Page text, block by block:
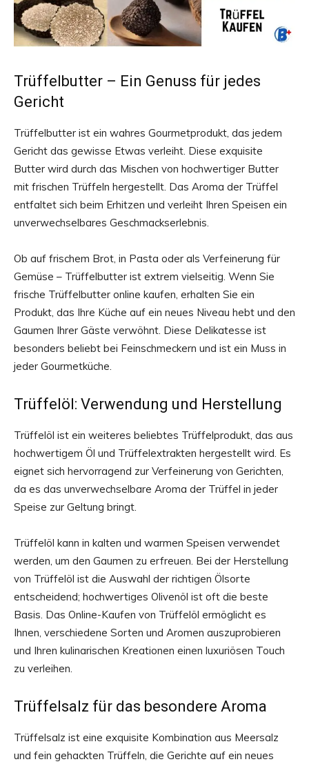
Trüffelbutter – Ein Genuss für jedes
Gericht
Trüffelbutter ist ein wahres Gourmetprodukt, das jedem
Gericht das gewisse Etwas verleiht. Diese exquisite
Butter wird durch das Mischen von hochwertiger Butter
mit frischen Trüffeln hergestellt. Das Aroma der Trüffel
entfaltet sich beim Erhitzen und verleiht Ihren Speisen ein
unverwechselbares Geschmackserlebnis.
Ob auf frischem Brot, in Pasta oder als Verfeinerung für
Gemüse – Trüffelbutter ist extrem vielseitig. Wenn Sie
frische Trüffelbutter online kaufen, erhalten Sie ein
Produkt, das Ihre Küche auf ein neues Niveau hebt und den
Gaumen Ihrer Gäste verwöhnt. Diese Delikatesse ist
besonders beliebt bei Feinschmeckern und ist ein Muss in
jeder Gourmetküche.
Trüffelöl: Verwendung und Herstellung
Trüffelöl ist ein weiteres beliebtes Trüffelprodukt, das aus
hochwertigem Öl und Trüffelextrakten hergestellt wird. Es
eignet sich hervorragend zur Verfeinerung von Gerichten,
da es das unverwechselbare Aroma der Trüffel in jeder
Speise zur Geltung bringt.
Trüffelöl kann in kalten und warmen Speisen verwendet
werden, um den Gaumen zu erfreuen. Bei der Herstellung
von Trüffelöl ist die Auswahl der richtigen Ölsorte
entscheidend; hochwertiges Olivenöl ist oft die beste
Basis. Das Online-Kaufen von Trüffelöl ermöglicht es
Ihnen, verschiedene Sorten und Aromen auszuprobieren
und Ihren kulinarischen Kreationen einen luxuriösen Touch
zu verleihen.
Trüffelsalz für das besondere Aroma
Trüffelsalz ist eine exquisite Kombination aus Meersalz
und fein gehackten Trüffeln, die Gerichte auf ein neues